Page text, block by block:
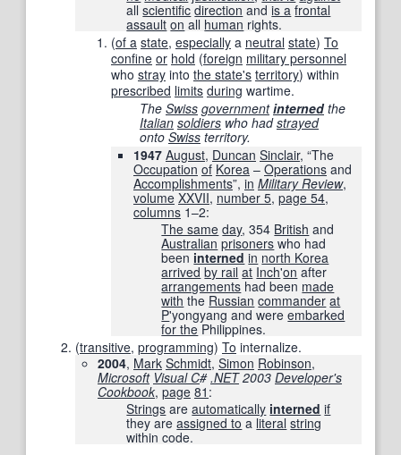
allscientific direction andis a frontal
assault on all human rights.
(of a state, especially a neutral state) To
confine or hold (foreign military personnel
who stray into the state's territory) within
prescribed limits during wartime.
The Swiss government internedthe
Italian soldiers who hadstrayed
onto Swiss territory.
1947 August, Duncan Sinclair, “The
Occupation of Korea – Operations and
Accomplishments”, in Military Review,
volume XXVII, number 5, page 54,
columns 1–2:
The same day, 354 British and
Australian prisoners who had
been interned in north Korea
arrived by rail at Inch'on after
arrangements had been made
with the Russian commander at
P'yongyang and wereembarked
for the Philippines.
(transitive, programming) To internalize.
2004, Mark Schmidt, Simon Robinson,
Microsoft Visual C#.NET2003 Developer's
Cookbook, page 81 :
Strings areautomatically interned if
they areassigned to a literal string
within code.